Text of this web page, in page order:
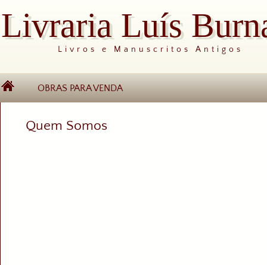
Livraria Luís
Livros e Manuscritos Antigos
OBRAS PARA VENDA
Quem Somos